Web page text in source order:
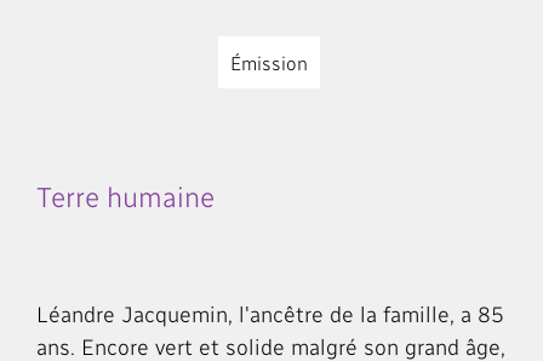
Émission
Terre humaine
Léandre Jacquemin, l'ancêtre de la famille, a 85
ans. Encore vert et solide malgré son grand âge,